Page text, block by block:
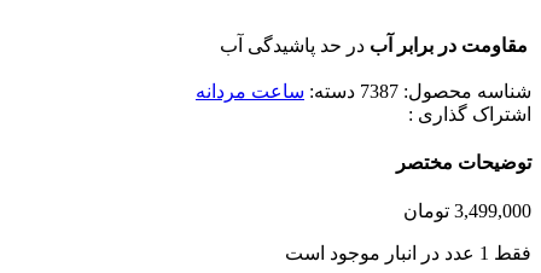
مقاومت در برابر آب در حد پاشیدگی آب
شناسه محصول: 7387 دسته: ساعت مردانه
اشتراک گذاری :
توضیحات مختصر
3,499,000 تومان
فقط 1 عدد در انبار موجود است